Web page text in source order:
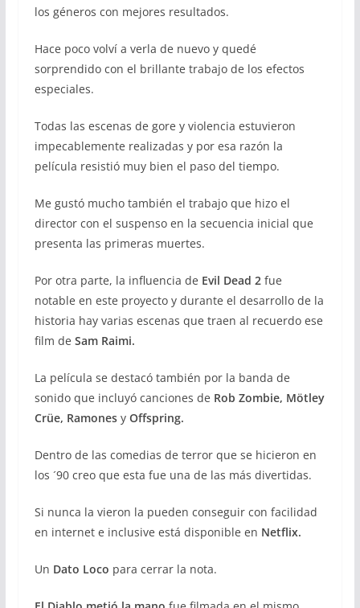
los géneros con mejores resultados.
Hace poco volví a verla de nuevo y quedé
sorprendido con el brillante trabajo de los efectos
especiales.
Todas las escenas de gore y violencia estuvieron
impecablemente realizadas y por esa razón la
película resistió muy bien el paso del tiempo.
Me gustó mucho también el trabajo que hizo el
director con el suspenso en la secuencia inicial que
presenta las primeras muertes.
Por otra parte, la influencia de Evil Dead 2 fue
notable en este proyecto y durante el desarrollo de la
historia hay varias escenas que traen al recuerdo ese
film de Sam Raimi.
La película se destacó también por la banda de
sonido que incluyó canciones de Rob Zombie, Mötley
Crüe, Ramonesy Offspring.
Dentro de las comedias de terror que se hicieron en
los ´90 creo que esta fue una de las más divertidas.
Si nunca la vieron la pueden conseguir con facilidad
en internet e inclusive está disponible en Netflix.
Un Dato Loco para cerrar la nota.